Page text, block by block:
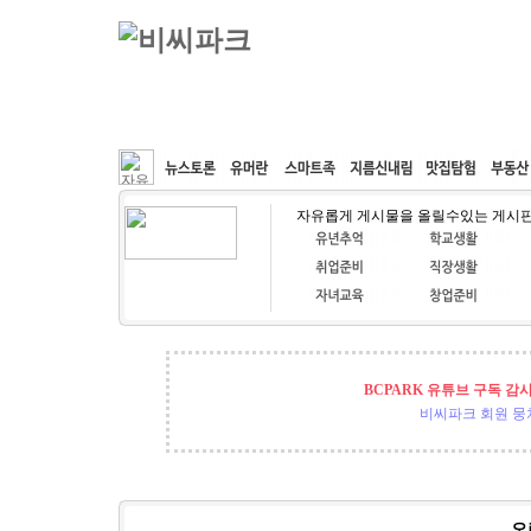
커뮤니티 속도패치 웹호스팅 공동구매
자유롭게 게시물을 올릴수있는 게시
BCPARK 유튜브 구독 감
비씨파크 회원 뭉